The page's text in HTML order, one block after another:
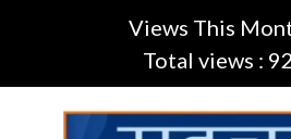
Views This
Total views :